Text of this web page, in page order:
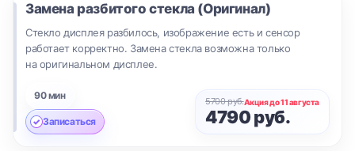
Замена разбитого стекла (Оригинал)
Стекло дисплея разбилось, изображение есть и сенсор
работает корректно. Замена стекла возможна только
на оригинальном дисплее.
90 мин
Записаться
5700 руб.Акция до 11 августа
4790 руб.